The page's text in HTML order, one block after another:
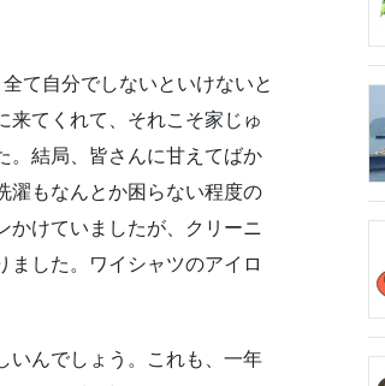
て自分でしないといけないと
来てくれて、それこそ家じゅ
。結局、皆さんに甘えてばか
濯もなんとか困らない程度の
かけていましたが、クリーニ
ました。ワイシャツのアイロ
いんでしょう。これも、一年